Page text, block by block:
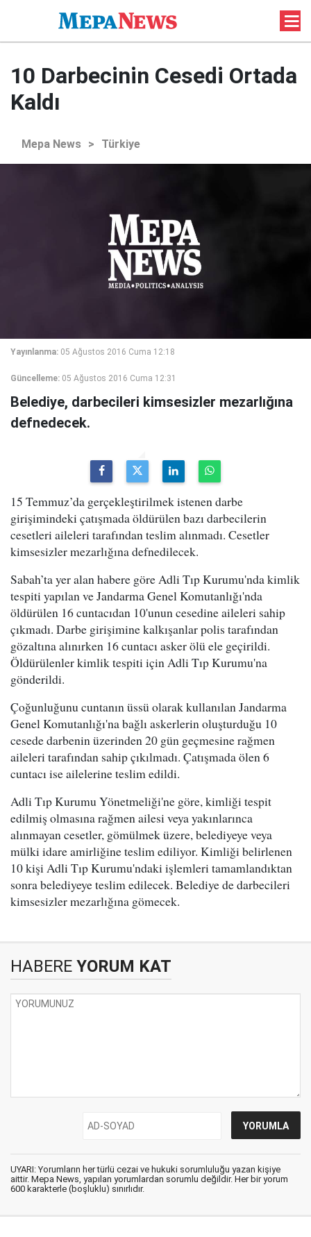
10 Darbecinin Cesedi Ortada
Kaldı
Mepa News > Türkiye
Yayınlanma: 05 Ağustos 2016 Cuma 12:18
Güncelleme: 05 Ağustos 2016 Cuma 12:31
Belediye, darbecileri kimsesizler mezarlığına
defnedecek.
15 Temmuz’da gerçekleştirilmek istenen darbe
girişimindeki çatışmada öldürülen bazı darbecilerin
cesetleri aileleri tarafından teslim alınmadı. Cesetler
kimsesizler mezarlığına defnedilecek.
Sabah’ta yer alan habere göre Adli Tıp Kurumu'nda kimlik
tespiti yapılan ve Jandarma Genel Komutanlığı'nda
öldürülen 16 cuntacıdan 10'unun cesedine aileleri sahip
çıkmadı. Darbe girişimine kalkışanlar polis tarafından
gözaltına alınırken 16 cuntacı asker ölü ele geçirildi.
Öldürülenler kimlik tespiti için Adli Tıp Kurumu'na
gönderildi.
Çoğunluğunu cuntanın üssü olarak kullanılan Jandarma
Genel Komutanlığı'na bağlı askerlerin oluşturduğu 10
cesede darbenin üzerinden 20 gün geçmesine rağmen
aileleri tarafından sahip çıkılmadı. Çatışmada ölen 6
cuntacı ise ailelerine teslim edildi.
Adli Tıp Kurumu Yönetmeliği'ne göre, kimliği tespit
edilmiş olmasına rağmen ailesi veya yakınlarınca
alınmayan cesetler, gömülmek üzere, belediyeye veya
mülki idare amirliğine teslim ediliyor. Kimliği belirlenen
10 kişi Adli Tıp Kurumu'ndaki işlemleri tamamlandıktan
sonra belediyeye teslim edilecek. Belediye de darbecileri
kimsesizler mezarlığına gömecek.
HABERE YORUM KAT
UYARI: Yorumların her türlü cezai ve hukuki sorumluluğu yazan kişiye
aittir. Mepa News, yapılan yorumlardan sorumlu değildir. Her bir yorum
600 karakterle (boşluklu) sınırlıdır.